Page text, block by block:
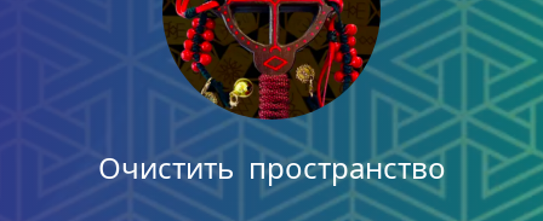
Очистить  пространство